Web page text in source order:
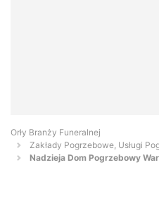
Orły Branży Funeralnej
Zakłady Pogrzebowe, Usługi
Nadzieja Dom Pogrzebowy